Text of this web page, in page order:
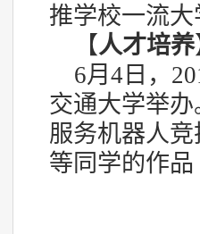
推学校一流
【人才培养
6月 4 日，
交通大学举
服务机器人
等同学的作